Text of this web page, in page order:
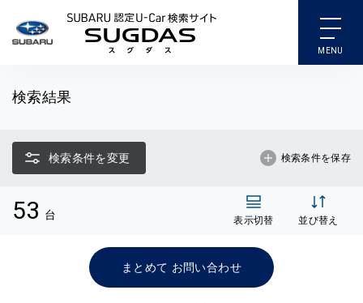
SUBARU 認定U-Car検索
検索結果
検索条件を変更 検索条件を保存
53 台 表示切替 並び替え
まとめて お問い合わせ